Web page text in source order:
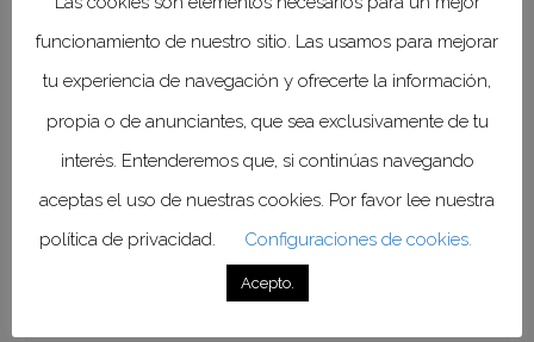
Panamericana de la Salud.
Renovar los compromisos de las
Autoridades Regulatorias
Nacionales de Referencia
funcionamiento de nuestro sitio. Las usamos para mejorar
tu experiencia de navegación y ofrecerte la información,
propia o de anunciantes, que sea exclusivamente de tu
interés. Entenderemos que, si continúas navegando
aceptas el uso de nuestras cookies. Por favor lee nuestra
política de privacidad.
Configuraciones de cookies.
Acepto.